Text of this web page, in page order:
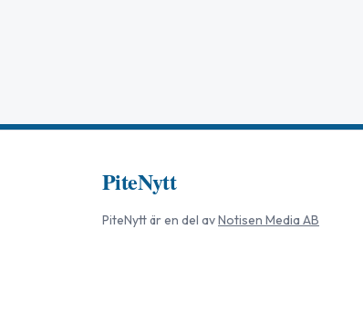
PiteNytt
PiteNyttär en del avNotisen Media AB